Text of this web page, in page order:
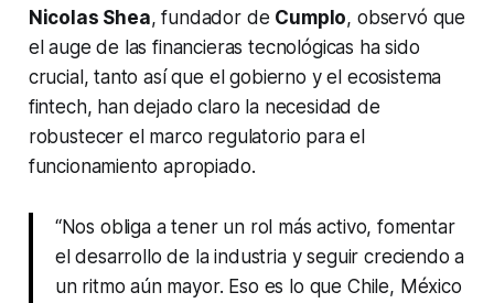
Nicolas Shea, fundador de Cumplo, observó que
el auge de las financieras tecnológicas ha sido
crucial, tanto así que el gobierno y el ecosistema
fintech, han dejado claro la necesidad de
robustecer el marco regulatorio para el
funcionamiento apropiado.
“Nos obliga a tener un rol más activo, fomentar
el desarrollo de la industria y seguir creciendo a
un ritmo aún mayor. Eso es lo que Chile, México